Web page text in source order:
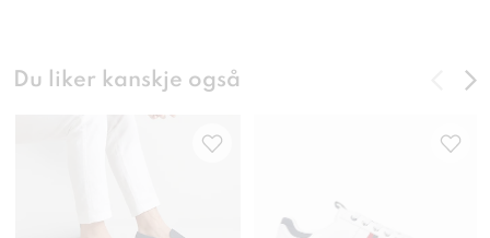
Du liker kanskje også